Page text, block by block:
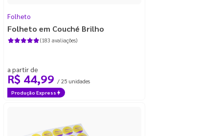
Folheto
Folheto em Couché Brilho
(183 avaliações)
a partir de
R$ 44,99 / 25 unidades
Produção Express